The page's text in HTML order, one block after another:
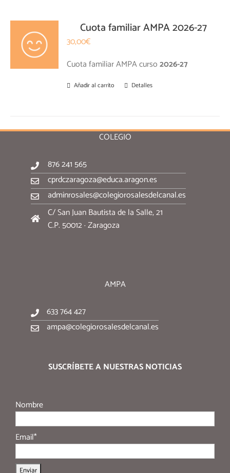
Cuota familiar AMPA 2026-27
30,00€
Cuota familiar AMPA curso2026-27
Añadir al carrito Detalles
COLEGIO
876 241 565
cprdczaragoza@educa.aragon.es
adminrosales@colegiorosalesdelcanal.es
C/ San Juan Bautista de la Salle, 21
C.P. 50012 · Zaragoza
AMPA
633 764 427
ampa@colegiorosalesdelcanal.es
SUSCRÍBETE A NUESTRAS NOTICIAS
Nombre
Email*